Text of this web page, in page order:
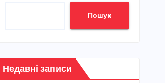
Пошук
Недавні записи